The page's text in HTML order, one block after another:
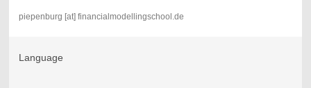
piepenburg [at] financialmodellingschool.de
Language